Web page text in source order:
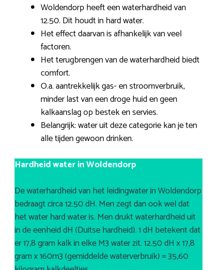
Woldendorp heeft een waterhardheid van
12.50. Dit houdt in hard water.
Het effect daarvan is afhankelijk van veel
factoren.
Het terugbrengen van de waterhardheid biedt
comfort.
O.a. aantrekkelijk gas- en stroomverbruik,
minder last van een droge huid en geen
kalkaanslag op bestek en servies.
Belangrijk: water uit deze categorie kan je ten
alle tijden gewoon drinken.
Hardheid water in Woldendorp
De waterhardheid van het leidingwater in Woldendorp
bedraagt circa 12.50 dH. Men zegt dan ook wel dat
het water hard water is. Men drukt waterhardheid uit
in de eenheid dH (Duitse hardheid). 1 dH betekent dat
er 17,8 gram kalk in elke M3 water zit. 12.50 dH x 17,8
gram x 160m3 (gemiddelde waterverbruik) = 35,60